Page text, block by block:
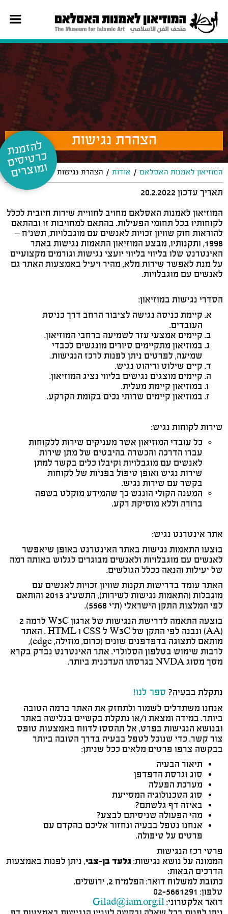
הצהרת נגישות
המוזיאון לאמנות האסלאם / אודות / הצהרת נגישות
תאריך עדכון 20.2.2022
המוזיאון לאמנות האסלאם מחויב לחוויית שירות חיובית לכלל
לקוחותיו בכל תחומי הפעילות. בהתאם למחויבות זו ובהתאם
להוראות חוק שוויון זכויות לאנשים עם מוגבלויות, תשנ"ח –
1998, ותקנותיו, מבצע המוזיאון התאמות נגישות באתר
האינטרנט שלו בליווי בליווי יועצי נגישות וגורמים מקצועיים
על מנת לאפשר שירות מלא, מהיר ויעיל באמצעות האתר גם
לאנשים עם מוגבלויות.
הסדרי נגישות במוזיאון:
קיימת כניסה נגישה לציבור הרחב דרך כניסת
העובדים.
קיימים אמצעי עזר לשמיעה ברחבי המוזיאון.
במוזיאון מתקיימים סיורים מונגשים לכבדי
שמיעה, לפרטים ניתן לפנות לרכז הנגישות.
קיים שילוט וריהוט נגיש.
קיימים מוצגים נגישים בליווי נציג המוזיאון.
במוזיאון קיימת מעלית.
במוזיאון קיימים שרותי נכים בקומת הקרקע.
שירות לקוחות נגיש:
כל עובדי המוזיאון אשר מעניקים שירות ללקוחות
עברו הדרכה והכשרה בהיבטים של מתן שירות
לאנשים עם מוגבלויות וקיבלו כלים בקשר למתן
שירות נגיש ואופן טיפול בפניות של לקוחות
בקשר עם שירות נגיש.
המענה הקולי הונגש כך שהמידע מוקלט בשפה
ברורה וללא מוסיקת רקע.
אתר אינטרנט נגיש:
בוצעו התאמות נגישות באתר האינטרנט באופן שיאפשר
לאנשים עם מוגבלויות ולאנשים מבוגרים לגלוש באותה רמה
של יעילות והנאה ככלל הגולשים.
האתר עומד בדרישות תקנות שוויון זכויות לאנשים עם
מוגבלות (התאמות נגישות לשירות), התשע"ג 2013 והותאם
לפי המלצות התקן הישראלי (ת"י 5568).
בוצעה התאמה לדרישת הנגישות של ארגון W3C לרמה 2
(AA) ונבנה לפי התקן של W3C ל CSS ו HTML . האתר
מותאם לתצוגה בדפדפנים שונים (כרום, מוזילה, edge),
לרבות שימוש בטלפון הסלולרי. אתר האינטרנט נבדק בקרא
מסך מסוג NVDA בגרסתו העדכנית ביותר.
נתקלת בבעיה? ספר לנו!
אנחנו משתדלים לשמור ולתחזק את האתר ברמה הטובה
ביותר. במידה ומצאת ו/או נתקלת בקשיים בגלישה באתר
ובנושא הנגישות בפרט, אל תהססו לדווח באמצעות טופס
צור קשר. כדי שנוכל לטפל בבעיה בדרך הטובה ביותר
בבקשה צרפו פרטים מלאים ככל שניתן:
תיאור הבעיה
סוג וגרסת הדפדפן
מערכת הפעלה
סוג הטכנולוגיה המסייעת
באיזה דף גלשתם?
מהי הפעולה שניסיתם לבצע?
אנחנו נטפל בבעיה ונחזור אליכם בהקדם עם
פרטים על טיפולה.
פרטי רכז הנגישות
הממונה על נושא נגישות: גלעד בן-צבי, ניתן לפנות באמצעות
הדרכים הבאות:
כתובת למשלוח דואר: הפלמ"ח 2, ירושלים.
טלפון: 02-5661291
דואר אלקטרוני: Gilad@iam.org.il
ל
ה
זמ
נת
כ
רט
יס
ים
ומ
וצ
רים